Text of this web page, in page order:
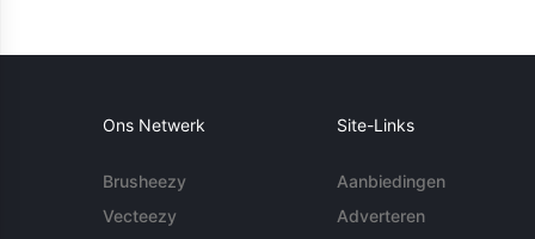
Ons Netwerk
Brusheezy
Vecteezy
Site-Links
Aanbiedingen
Adverteren